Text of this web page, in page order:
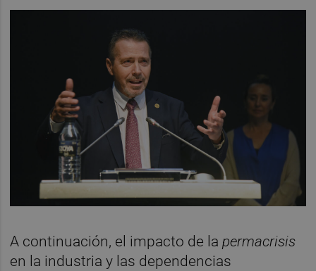
A continuación, el impacto de lapermacrisis
en la industria y las dependencias